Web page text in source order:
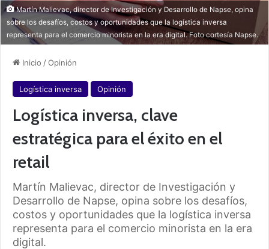
Martín Malievac, director de Investigación y Desarrollo de Napse, opina
sobre los desafíos, costos y oportunidades que la logística inversa
representa para el comercio minorista en la era digital. Foto cortesía Napse.
Inicio /Opinión
Logística inversa Opinión
Logística inversa, clave
estratégica para el éxito en el
retail
Martín Malievac, director de Investigación y
Desarrollo de Napse, opina sobre los desafíos,
costos y oportunidades que la logística inversa
representa para el comercio minorista en la era
digital.